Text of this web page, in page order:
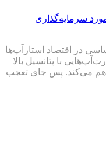
در اقتصاد استارآپ‌ها
با پتانسیل بالا
می‌کند. پس جای تعجب